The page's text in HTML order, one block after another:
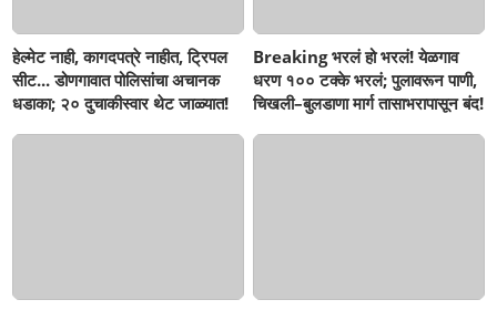
हेल्मेट नाही, कागदपत्रे नाहीत, ट्रिपल
सीट... डोणगावात पोलिसांचा अचानक
धडाका; २० दुचाकीस्वार थेट जाळ्यात!
Breaking भरलं हो भरलं! येळगाव
धरण १०० टक्के भरलं; पुलावरून पाणी,
चिखली–बुलडाणा मार्ग तासाभरापासून बंद!